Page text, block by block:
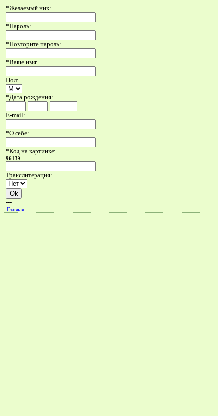
*Желаемый ник:
*Пароль:
*Повторите пароль:
*Ваше имя:
Пол:
*Дата рождения:
-
-
E-mail:
*О себе:
*Код на картинке:
96139
Транслитерация:
---
Главная